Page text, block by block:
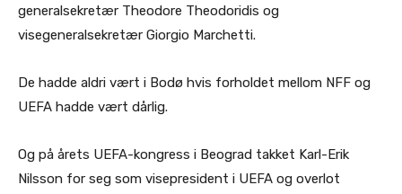
generalsekretær Theodore Theodoridis og
visegeneralsekretær Giorgio Marchetti.
De hadde aldri vært i Bodø hvis forholdet mellom NFF og
UEFA hadde vært dårlig.
Og på årets UEFA-kongress i Beograd takket Karl-Erik
Nilsson for seg som visepresident i UEFA og overlot